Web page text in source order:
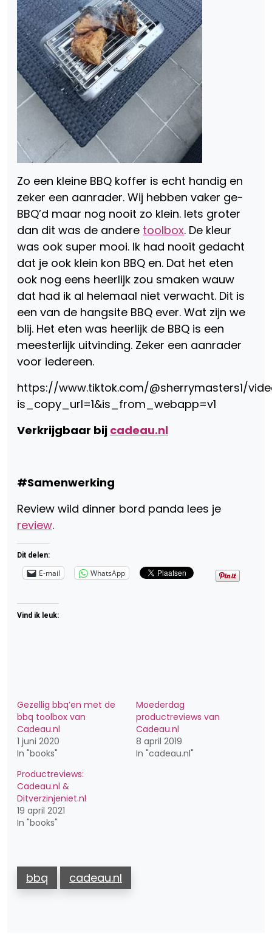
Zo een kleine BBQ koffer is echt handig en
zeker een aanrader. Wij hebben vaker ge-
BBQ’d maar nog nooit zo klein. Iets groter
dan dit was de andere toolbox. De kleur
was ook super mooi. Ik had nooit gedacht
dat je ook klein kon BBQ en. Dat het eten
ook nog eens heerlijk zou smaken wauw
dat had ik al helemaal niet verwacht. Dit is
een van de hangsite BBQ ever. Wat zijn we
blij. Het eten was heerlijk de BBQ is een
meesterlijk uitvinding. Zeker een aanrader
voor iedereen.
https://www.tiktok.com/@sherrymasters1/
is_copy_url=1&is_from_webapp=v1
Verkrijgbaar bij cadeau.nl
#Samenwerking
Review wild dinner bord panda lees je
review.
Dit delen:
E-mail WhatsApp
Vind ik leuk:
Gezellig bbq’en met de
bbq toolbox van
Cadeau.nl
1 juni 2020
In "books"
Moederdag
productreviews van
Cadeau.nl
8 april 2019
In "cadeau.nl"
Productreviews:
Cadeau.nl &
Ditverzinjeniet.nl
19 april 2021
In "books"
bbq cadeau.nl